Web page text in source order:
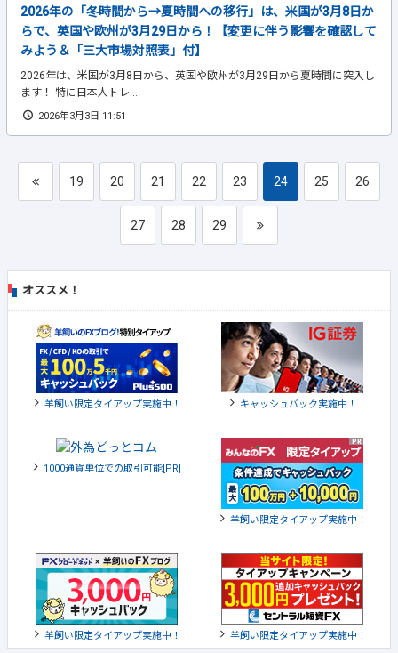
2026年の「冬時間から→夏時間への移行」は、米国が3月8日か
らで、英国や欧州が3月29日から！【変更に伴う影響を確認して
みよう＆「三大市場対照表」付】
2026年は、米国が3月8日から、英国や欧州が3月29日から夏時間に突入し
ます！ 特に日本人トレ...
2026年3月3日 11:51
19 20 21 22 23 24 25 26
27 28 29
オススメ！
羊飼い限定タイアップ実施中！ キャッシュバック実施中！
1000通貨単位での取引可能[PR]
羊飼い限定タイアップ実施中！
羊飼い限定タイアップ実施中！ 羊飼い限定タイアップ実施中！